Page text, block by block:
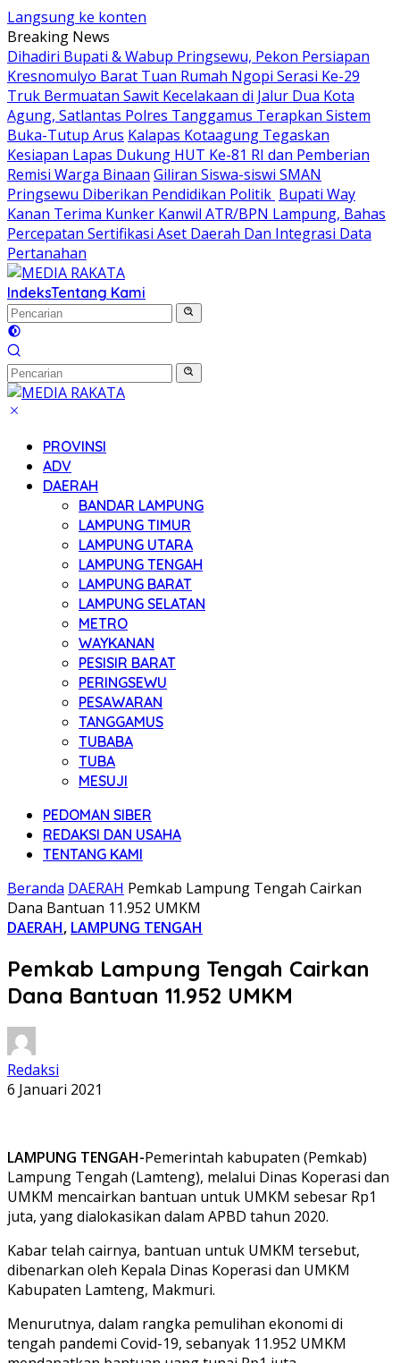
Langsung ke konten
Breaking News
Dihadiri Bupati & Wabup Pringsewu, Pekon Persiapan
Kresnomulyo Barat Tuan Rumah Ngopi Serasi Ke-29
Truk Bermuatan Sawit Kecelakaan di Jalur Dua Kota
Agung, Satlantas Polres Tanggamus Terapkan Sistem
Buka-Tutup Arus Kalapas Kotaagung Tegaskan
Kesiapan Lapas Dukung HUT Ke-81 RI dan Pemberian
Remisi Warga Binaan Giliran Siswa-siswi SMAN
Pringsewu Diberikan Pendidikan Politik Bupati Way
Kanan Terima Kunker Kanwil ATR/BPN Lampung, Bahas
Percepatan Sertifikasi Aset Daerah Dan Integrasi Data
Pertanahan
IndeksTentang Kami
PROVINSI
ADV
DAERAH
BANDAR LAMPUNG
LAMPUNG TIMUR
LAMPUNG UTARA
LAMPUNG TENGAH
LAMPUNG BARAT
LAMPUNG SELATAN
METRO
WAYKANAN
PESISIR BARAT
PERINGSEWU
PESAWARAN
TANGGAMUS
TUBABA
TUBA
MESUJI
PEDOMAN SIBER
REDAKSI DAN USAHA
TENTANG KAMI
Beranda DAERAH Pemkab Lampung Tengah Cairkan
Dana Bantuan 11.952 UMKM
DAERAH, LAMPUNG TENGAH
Pemkab Lampung Tengah Cairkan
Dana Bantuan 11.952 UMKM
Redaksi
6 Januari 2021
LAMPUNG TENGAH-Pemerintah kabupaten (Pemkab)
Lampung Tengah (Lamteng), melalui Dinas Koperasi dan
UMKM mencairkan bantuan untuk UMKM sebesar Rp1
juta, yang dialokasikan dalam APBD tahun 2020.
Kabar telah cairnya, bantuan untuk UMKM tersebut,
dibenarkan oleh Kepala Dinas Koperasi dan UMKM
Kabupaten Lamteng, Makmuri.
Menurutnya, dalam rangka pemulihan ekonomi di
tengah pandemi Covid-19, sebanyak 11.952 UMKM